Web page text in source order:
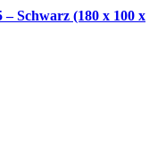
Schwarz (180 x 100 x